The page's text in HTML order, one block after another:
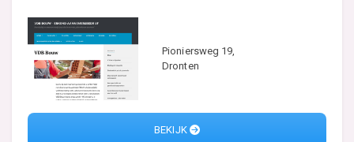
Pioniersweg 19,
Dronten
BEKIJK